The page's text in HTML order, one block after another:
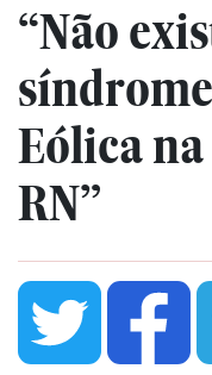
“Não
Eólica
RN”